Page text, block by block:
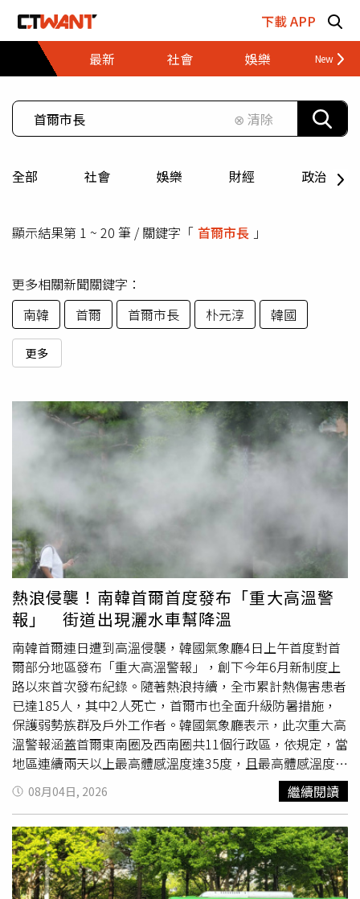
下載 APP
最新
社會 娛樂 財經
⊗ 清除
全部 社會 娛樂 財經 政治
顯示結果第 1 ~ 20 筆 / 關鍵字「 首爾市長 」
更多相關新聞關鍵字：
南韓
首爾 首爾市長 朴元淳 韓國
更多
熱浪侵襲！南韓首爾首度發布「重大高溫警
報」 街道出現灑水車幫降溫
南韓首爾連日遭到高溫侵襲，韓國氣象廳4日上午首度對首
爾部分地區發布「重大高溫警報」，創下今年6月新制度上
路以來首次發布紀錄。隨著熱浪持續，全市累計熱傷害患者
已達185人，其中2人死亡，首爾市也全面升級防暑措施，
保護弱勢族群及戶外工作者。韓國氣象廳表示，此次重大高
溫警報涵蓋首爾東南圈及西南圈共11個行政區，依規定，當
地區連續兩天以上最高體感溫度達35度，且最高體感溫度升
至38度以上或最高氣溫達39度以上時，即可發布重大高溫
警報。韓國行政安全部同步透過手機簡訊提醒民眾，呼籲減
少外出及戶外活動、適時補充水分、前往涼爽場所休息，並
留意家人健康狀況。目前首爾東北圈已連續7天、西北圈連
續3天維持高溫警報，根據官方統計，截至前一日為止，首
爾再新增18名熱傷害患者，自5月15日以來累計已有185
08月04日, 2026 繼續閱讀